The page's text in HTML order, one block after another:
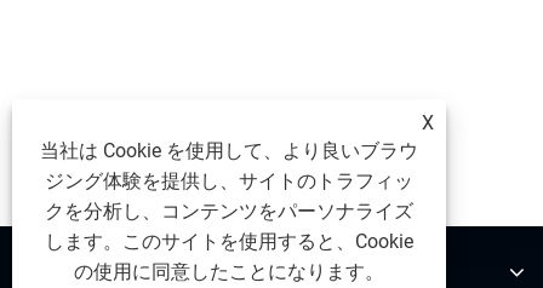
私たちについて
X
当社は Cookie を使用して、より良いブラウ
ジング体験を提供し、サイトのトラフィッ
クを分析し、コンテンツをパーソナライズ
します。このサイトを使用すると、Cookie
の使用に同意したことになります。